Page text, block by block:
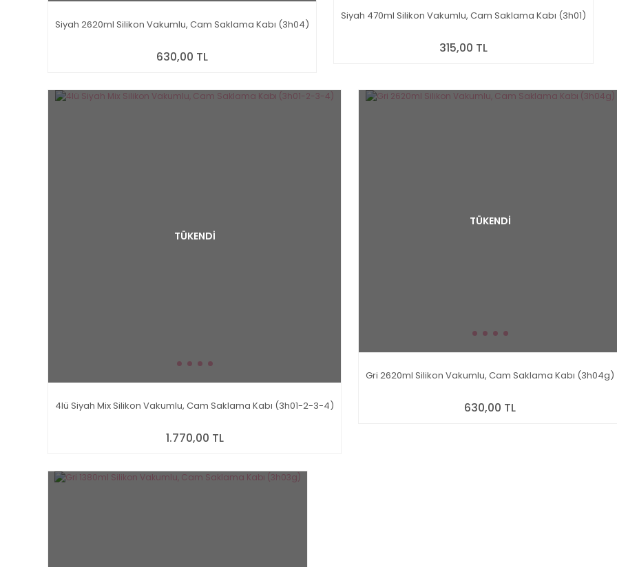
Siyah 2620ml Silikon Vakumlu, Cam Saklama Kabı (3h04)
630,00 TL
Siyah 470ml Silikon Vakumlu, Cam Saklama Kabı (3h01)
315,00 TL
TÜKENDİ
4lü Siyah Mix Silikon Vakumlu, Cam Saklama Kabı (3h01-2-3-4)
1.770,00 TL
TÜKENDİ
Gri 2620ml Silikon Vakumlu, Cam Saklama Kabı (3h04g)
630,00 TL